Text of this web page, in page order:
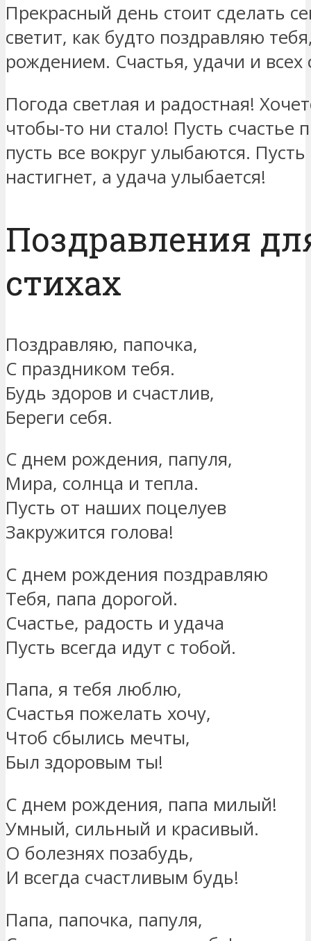
Прекрасный день стоит сделать
светит, как будто поздравляю
рождением. Счастья, удачи и всех
Погода светлая и радостная!
чтобы-то ни стало! Пусть счастье
пусть все вокруг улыбаются.
настигнет, а удача улыбается!
Поздравления
стихах
Поздравляю, папочка,
С праздником тебя.
Будь здоров и счастлив,
Береги себя.
С днем рождения, папуля,
Мира, солнца и тепла.
Пусть от наших поцелуев
Закружится голова!
С днем рождения поздравляю
Тебя, папа дорогой.
Счастье, радость и удача
Пусть всегда идут с тобой.
Папа, я тебя люблю,
Счастья пожелать хочу,
Чтоб сбылись мечты,
Был здоровым ты!
С днем рождения, папа милый!
Умный, сильный и красивый.
О болезнях позабудь,
И всегда счастливым будь!
Папа, папочка, папуля,